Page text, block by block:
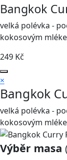
Bangkok
velká polévka -
kokosovým
249 Kč
×
Bangkok
velká polévka -
kokosovým
Výběr masa